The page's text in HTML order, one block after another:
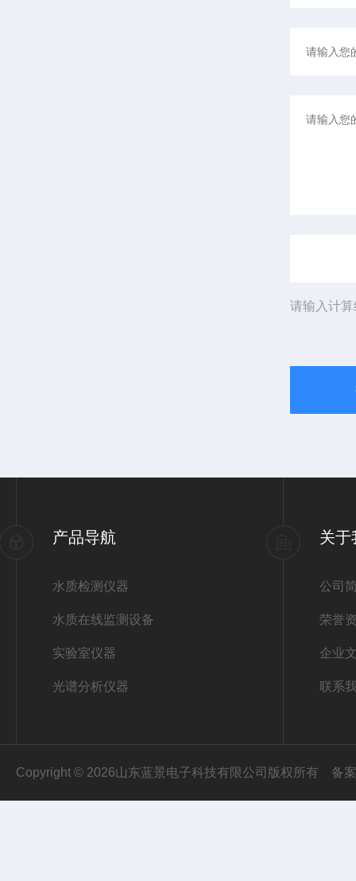
请输入计
产品导航
水质检测仪器
水质在线监测设备
实验室仪器
光谱分析仪器
关于
公司
荣誉
企业
联系
Copyright © 2026山东蓝景电子科技有限公司版权所有 备